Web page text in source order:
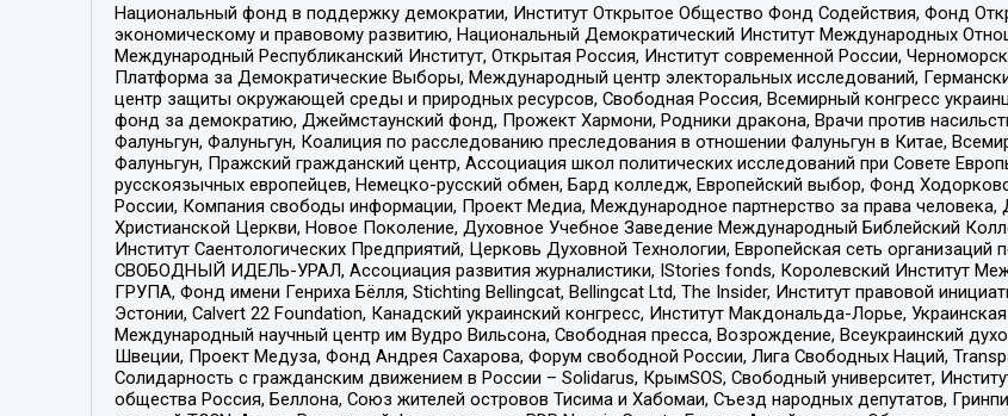
Национальный фонд в поддержку демократии, Институт Открытое Общество Фонд Содействия, Фонд
экономическому и правовому развитию, Национальный Демократический Институт Международных
Международный Республиканский Институт, Открытая Россия, Институт современной России,
Платформа за Демократические Выборы, Международный центр электоральных исследований,
центр защиты окружающей среды и природных ресурсов, Свободная Россия, Всемирный конгресс
фонд за демократию, Джеймстаунский фонд, Прожект Хармони, Родники дракона, Врачи против
Фалуньгун, Фалуньгун, Коалиция по расследованию преследования в отношении Фалуньгун в Китае,
Фалуньгун, Пражский гражданский центр, Ассоциация школ политических исследований при Совете
русскоязычных европейцев, Немецко-русский обмен, Бард колледж, Европейский выбор, Фонд
России, Компания свободы информации, Проект Медиа, Международное партнерство за права человека,
Христианской Церкви, Новое Поколение, Духовное Учебное Заведение Международный Библейский
Институт Саентологических Предприятий, Церковь Духовной Технологии, Европейская сеть
СВОБОДНЫЙ ИДЕЛЬ-УРАЛ, Ассоциация развития журналистики, IStories fonds, Королевский Институт
ГРУПА, Фонд имени Генриха Бёлля, Stichting Bellingcat, Bellingcat Ltd, The Insider, Институт правовой
Эстонии, Calvert 22 Foundation, Канадский украинский конгресс, Институт Макдональда-Лорье,
Международный научный центр им Вудро Вильсона, Свободная пресса, Возрождение, Всеукраинский
Швеции, Проект Медуза, Фонд Андрея Сахарова, Форум свободной России, Лига Свободных Наций,
Солидарность с гражданским движением в России – Solidarus, КрымSOS, Свободный университет,
общества Россия, Беллона, Союз жителей островов Тисима и Хабомаи, Съезд народных депутатов,